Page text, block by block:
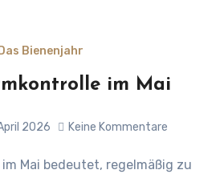
Das Bienenjahr
im Mai
2026 Keine Kommentare